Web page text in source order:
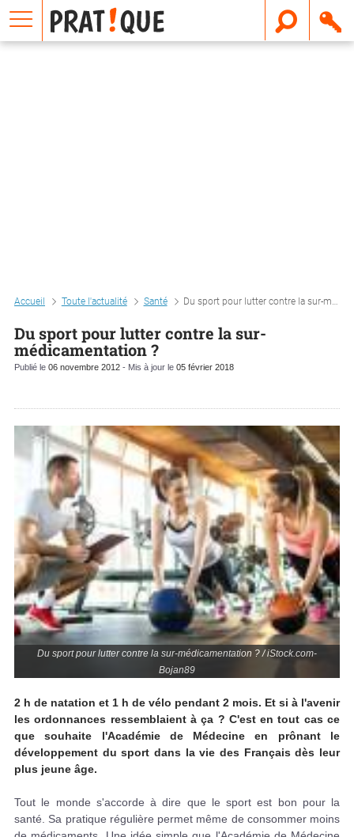
Accueil Toute l'actualité Santé Du sport pour lutter contre la sur-médicamentation ?
Du sport pour lutter contre la sur-
médicamentation ?
Publié le 06 novembre 2012 - Mis à jour le 05 février 2018
Du sport pour lutter contre la sur-médicamentation ? / iStock.com-
Bojan89
2 h de natation et 1 h de vélo pendant 2 mois. Et si à l'avenir
les ordonnances ressemblaient à ça ? C'est en tout cas ce
que souhaite l'Académie de Médecine en prônant le
développement du sport dans la vie des Français dès leur
plus jeune âge.
Tout le monde s'accorde à dire que le sport est bon pour la
santé. Sa pratique régulière permet même de consommer moins
E
m
a